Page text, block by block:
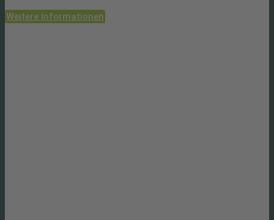
Weitere Informationen